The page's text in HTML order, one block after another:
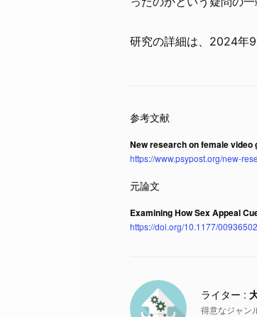
研究の詳細は、2024年
New research on female
https://www.psypost.org/new-
Examining How Sex Appeal
https://doi.org/10.1177/
得意なジャン